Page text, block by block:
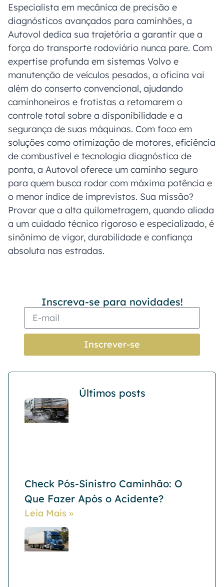
Especialista em mecânica de precisão e
diagnósticos avançados para caminhões, a
Autovol dedica sua trajetória a garantir que a
força do transporte rodoviário nunca pare. Com
expertise profunda em sistemas Volvo e
manutenção de veículos pesados, a oficina vai
além do conserto convencional, ajudando
caminhoneiros e frotistas a retomarem o
controle total sobre a disponibilidade e a
segurança de suas máquinas. Com foco em
soluções como otimização de motores, eficiência
de combustível e tecnologia diagnóstica de
ponta, a Autovol oferece um caminho seguro
para quem busca rodar com máxima potência e
o menor índice de imprevistos. Sua missão?
Provar que a alta quilometragem, quando aliada
a um cuidado técnico rigoroso e especializado, é
sinônimo de vigor, durabilidade e confiança
absoluta nas estradas.
Inscreva-se para novidades!
Inscrever-se
Últimos posts
Check Pós-Sinistro Caminhão: O
Que Fazer Após o Acidente?
Leia Mais »